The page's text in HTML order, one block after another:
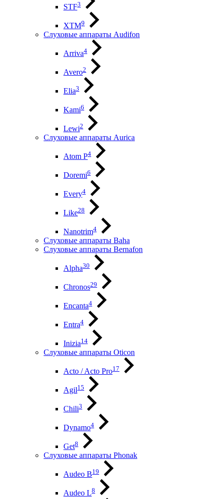
STF3
XTM9
Слуховые аппараты Audifon
Arriva4
Avero2
Elia3
Kami6
Lewi2
Слуховые аппараты Aurica
Atom P4
Doremi6
Every4
Like28
Nanotrim4
Слуховые аппараты Baha
Слуховые аппараты Bernafon
Alpha30
Chronos29
Encanta4
Entra4
Inizia14
Слуховые аппараты Oticon
Acto / Acto Pro17
Agil15
Chili3
Dynamo4
Get8
Слуховые аппараты Phonak
Audeo B19
Audeo L8